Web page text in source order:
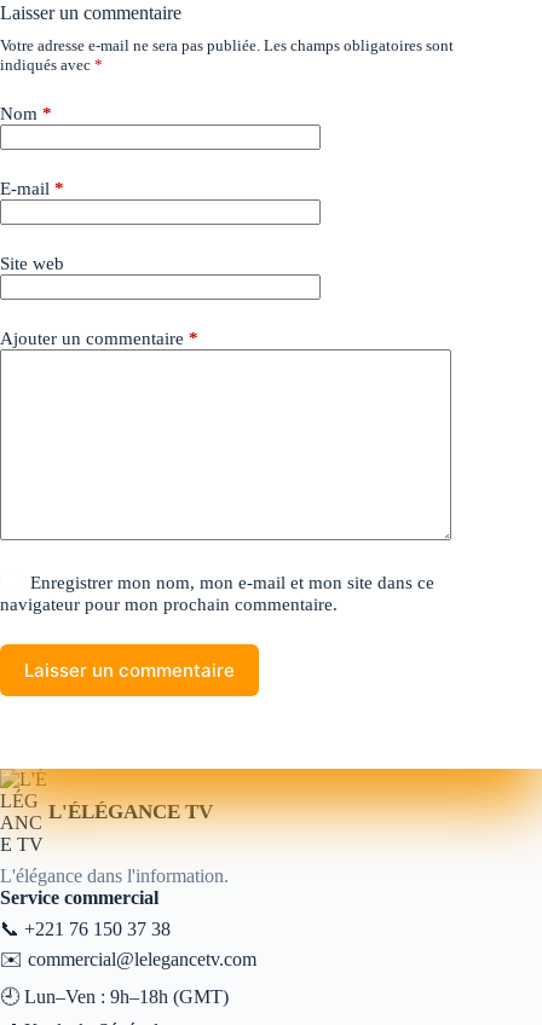
Laisser un commentaire
Votre adresse e-mail ne sera pas publiée. Les champs obligatoires sont
indiqués avec *
Nom *
E-mail *
Site web
Ajouter un commentaire *
Enregistrer mon nom, mon e-mail et mon site dans ce
navigateur pour mon prochain commentaire.
Laisser un commentaire
L'ÉLÉGANCE TV
L'élégance dans l'information.
Service commercial
📞 +221 76 150 37 38
✉️ commercial@lelegancetv.com
🕘 Lun–Ven : 9h–18h (GMT)